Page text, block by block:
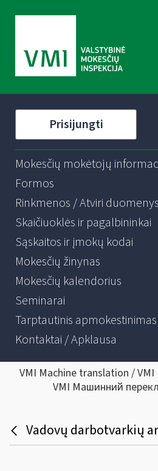
Prisijungti
Mokesčių mokėtojų
Formos
Rinkmenos / Atviri duomenys
Skaičiuoklės ir pagalbininkai
Sąskaitos ir įmokų kodai
Mokesčių žinynas
Mokesčių kalendorius
Seminarai
Tarptautinis apmokestinimas
Kontaktai / Apklausa
VMI Machine translation /
VMI Машинний
Vadovų darbotvarkių